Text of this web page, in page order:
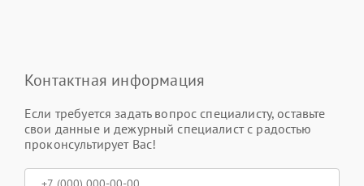
Контактная информация
Если требуется задать вопрос специалисту, оставьте
свои данные и дежурный специалист с радостью
проконсультирует Вас!